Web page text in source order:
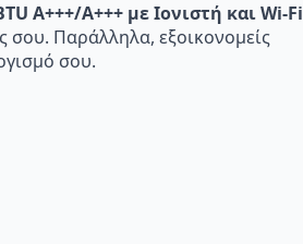
A+++/A+++ με Ιονιστή και Wi-Fi
σου. Παράλληλα, εξοικονομείς
σου.